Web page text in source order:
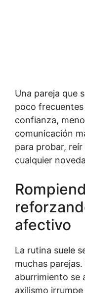
Una pareja que
poco
confianza,
comunicación
para probar,
cualquier
afectivo
La rutina suele
muchas
aburrimiento se
axilismo